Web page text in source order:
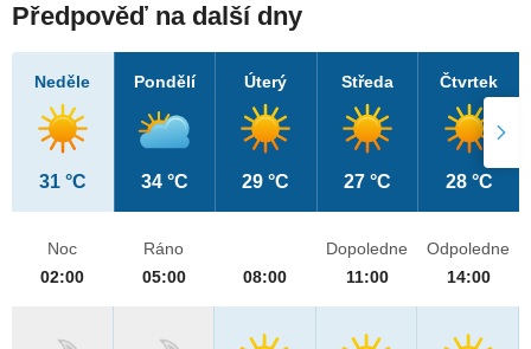
Předpověď na další dny
Neděle
31 °C
Pondělí
34 °C
Úterý
29 °C
Středa
27 °C
Čtvrtek
28 °C
Noc
02:00
Ráno
05:00
08:00
Dopoledne
11:00
Odpoledne
14:00